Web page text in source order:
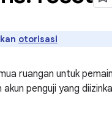
otorisasi
ruangan untuk
penguji yang